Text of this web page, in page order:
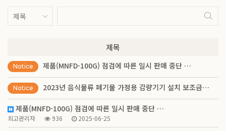
제목
Notice 제품(MNFD-100G) 점검에 따른 일시 판매 중단 …
Notice 2023년 음식물류 폐기물 가정용 감량기기 설치 보조금…
제품(MNFD-100G) 점검에 따른 일시 판매 중단 …
최고관리자 936 2025-06-25